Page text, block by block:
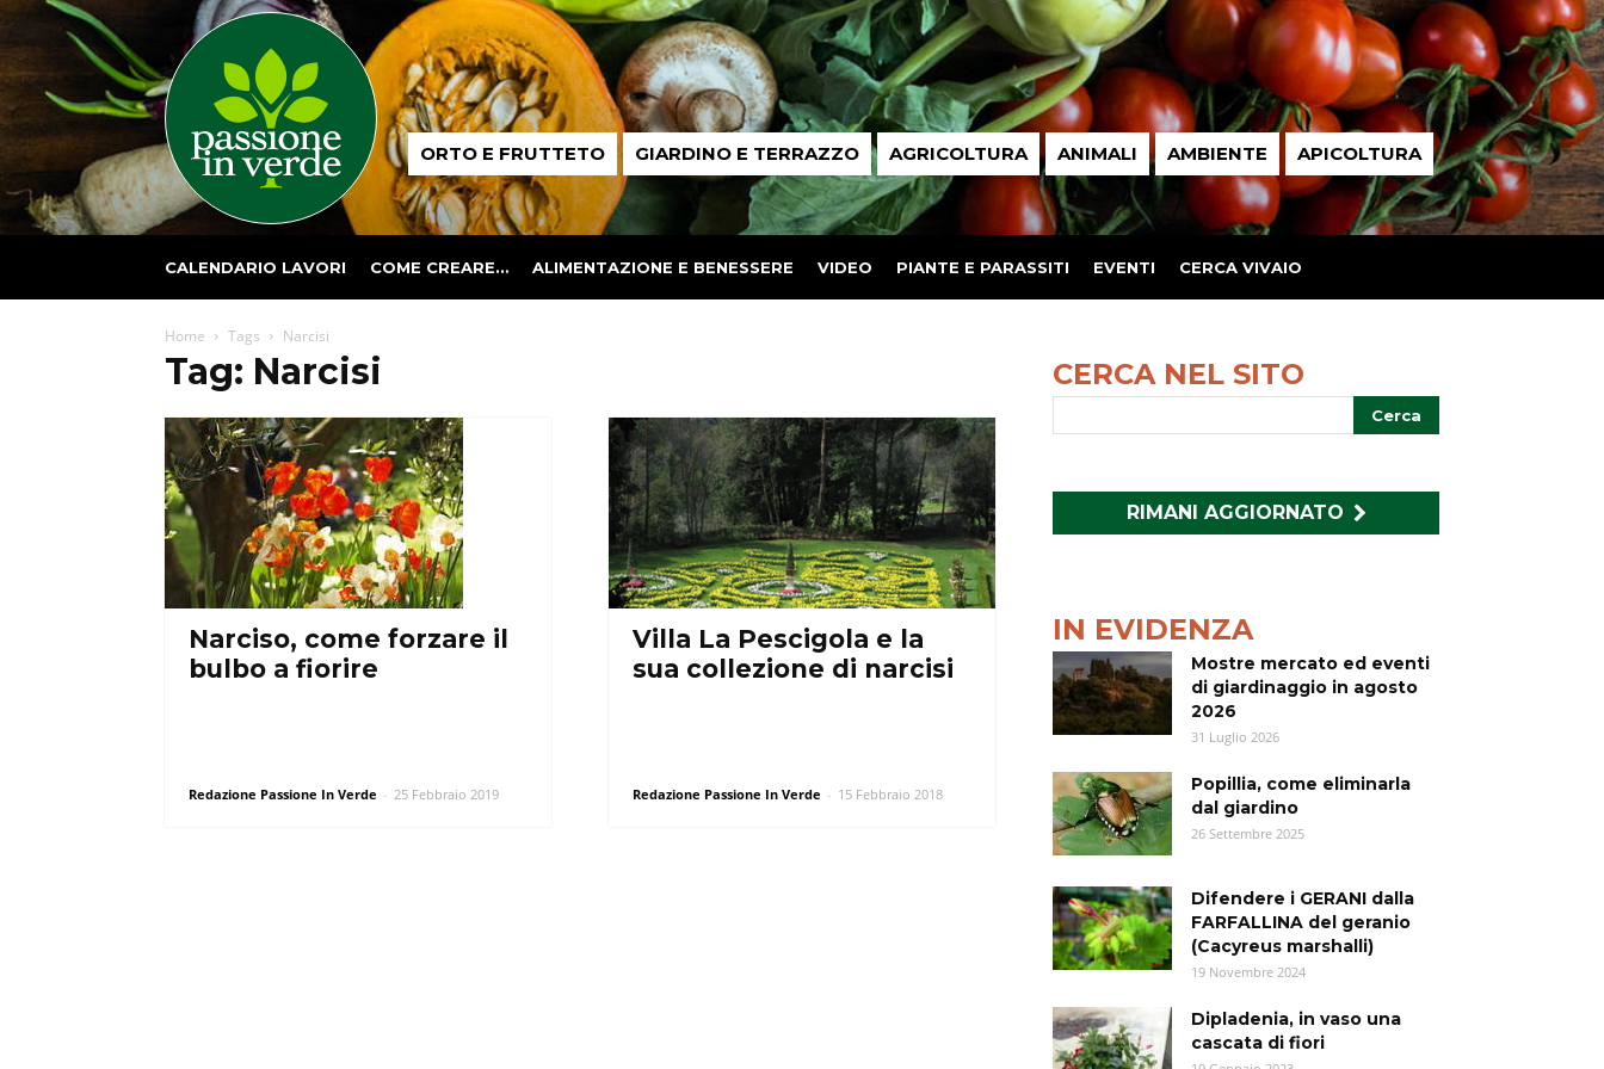
Passione
in ORTO E FRUTTETO GIARDINO E TERRAZZO AGRICOLTURA ANIMALI AMBIENTE APICOLTURA
CALENDARIO LAVORI COME CREARE… ALIMENTAZIONE E BENESSERE VIDEO PIANTE E PARASSITI EVENTI CERCA VIVAIO
Home Tags Narcisi
Tag: Narcisi
Narciso, come forzare il
bulbo a fiorire
Redazione Passione In Verde - 25 Febbraio 2019
Villa La Pescigola e la
sua collezione di narcisi
Redazione Passione In Verde - 15 Febbraio 2018
CERCA NEL SITO
RIMANI AGGIORNATO
IN EVIDENZA
Mostre mercato ed eventi
di giardinaggio in agosto
2026
31 Luglio 2026
Popillia, come eliminarla
dal giardino
26 Settembre 2025
Difendere i GERANI dalla
FARFALLINA del geranio
(Cacyreus marshalli)
19 Novembre 2024
Dipladenia, in vaso una
cascata di fiori